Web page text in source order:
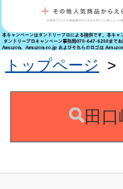
トップページ >
田